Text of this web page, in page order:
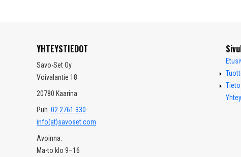
YHTEYSTIEDOT
Savo-Set Oy
Voivalantie 18
20780 Kaarina
Puh. 02 2761 330
info(at)savoset.com
Avoinna:
Ma-to klo 9–16